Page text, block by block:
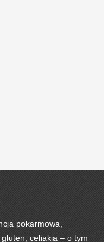
pokarmowa,
celiakia – o tym